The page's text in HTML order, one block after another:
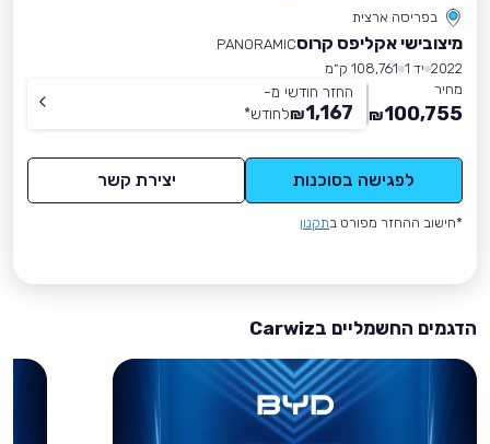
בפריסה ארצית
מיצובישי אקליפס קרוסPANORAMIC
2022 יד 1
108,761 ק״מ
מחיר
100,755
₪
החזר חודשי מ-
1,167
₪לחודש*
לפגישה בסוכנות יצירת קשר
*חישוב ההחזר מפורט בתקנון
הדגמים החשמליים בCarwiz